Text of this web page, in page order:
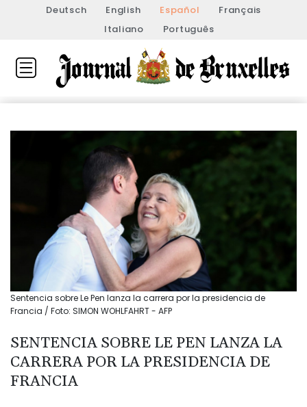
Deutsch English Español
Français
Italiano
Português
Sentencia sobre Le Pen lanza la carrera por la presidencia de
Francia / Foto: SIMON WOHLFAHRT - AFP
SENTENCIA SOBRE LE PEN LANZA LA
CARRERA POR LA PRESIDENCIA DE
FRANCIA